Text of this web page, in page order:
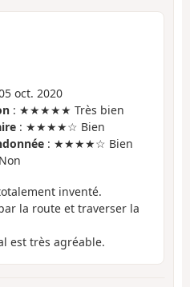
oct. 2020
: ★★★★★ Très bien
: ★★★★☆ Bien
: ★★★★☆ Bien
inventé.
la route et traverser la
est très agréable.